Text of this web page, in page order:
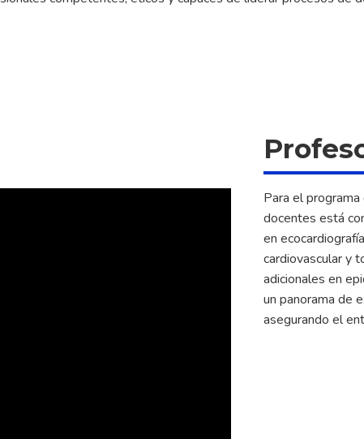
Para el
docentes está
en
cardiovascular y
adicionales en
un panorama de
asegurando el